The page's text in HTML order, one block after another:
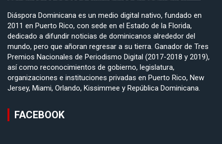
Diáspora Dominicana es un medio digital nativo, fundado en
2011 en Puerto Rico, con sede en el Estado de la Florida,
dedicado a difundir noticias de dominicanos alrededor del
mundo, pero que añoran regresar a su tierra. Ganador de Tres
Premios Nacionales de Periodismo Digital (2017-2018 y 2019),
así como reconocimientos de gobierno, legislatura,
organizaciones e instituciones privadas en Puerto Rico, New
Jersey, Miami, Orlando, Kissimmee y República Dominicana.
FACEBOOK